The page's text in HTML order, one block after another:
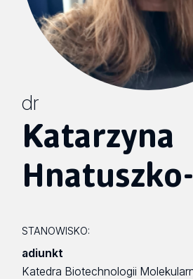
dr
Katarzyna
STANOWISKO:
adiunkt
Katedra Biotechnologii